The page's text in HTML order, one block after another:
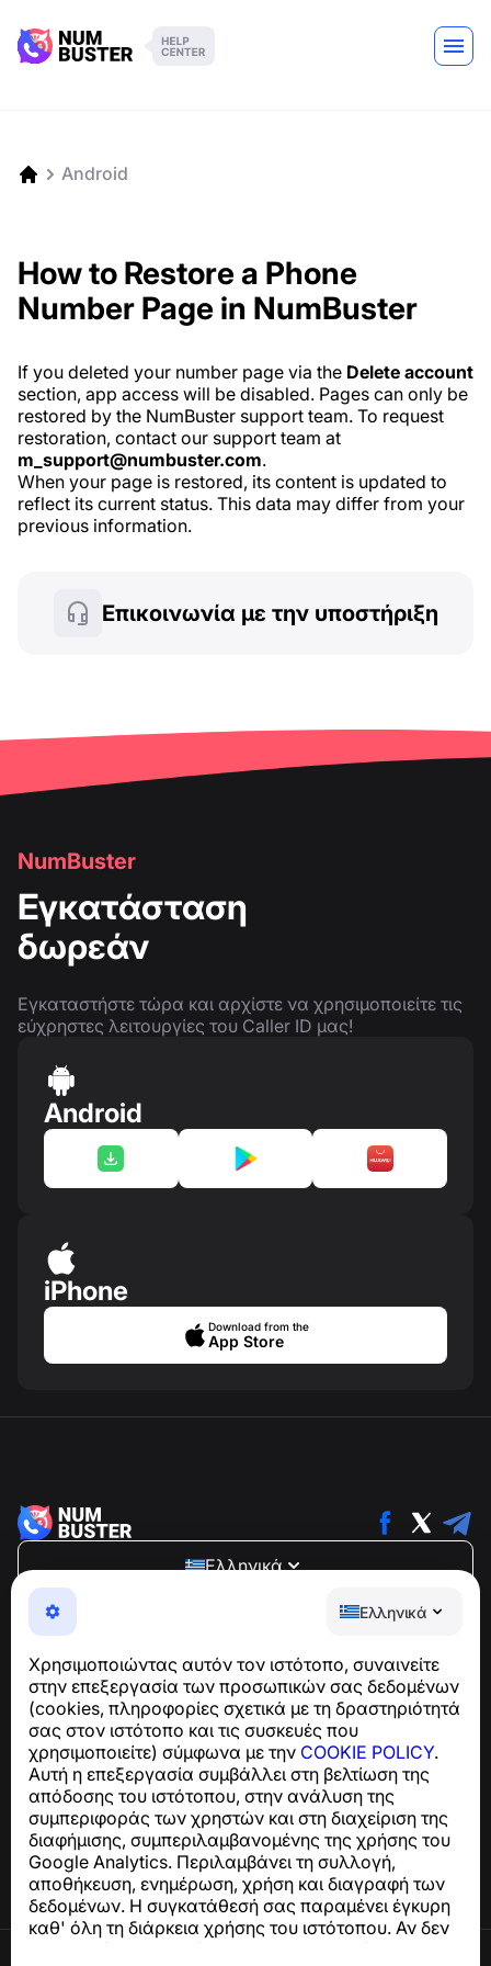
Ελληνικά
Χρησιμοποιώντας αυτόν τον ιστότοπο, συναινείτε
στην επεξεργασία των προσωπικών σας δεδομένων
(cookies, πληροφορίες σχετικά με τη δραστηριότητά
σας στον ιστότοπο και τις συσκευές που
χρησιμοποιείτε) σύμφωνα με την COOKIE POLICY.
Αυτή η επεξεργασία συμβάλλει στη βελτίωση της
απόδοσης του ιστότοπου, στην ανάλυση της
συμπεριφοράς των χρηστών και στη διαχείριση της
διαφήμισης, συμπεριλαμβανομένης της χρήσης του
Google Analytics. Περιλαμβάνει τη συλλογή,
αποθήκευση, ενημέρωση, χρήση και διαγραφή των
δεδομένων. Η συγκατάθεσή σας παραμένει έγκυρη
καθ' όλη τη διάρκεια χρήσης του ιστότοπου. Αν δεν
συμφωνείτε, σταματήστε να χρησιμοποιείτε τον
Android
How to Restore a Phone
Number Page in NumBuster
If you deleted your number page via the Delete account
section, app access will be disabled. Pages can only be
restored by the NumBuster support team. To request
restoration, contact our support team at
m_support@numbuster.com.
When your page is restored, its content is updated to
reflect its current status. This data may differ from your
previous information.
Επικοινωνία με την υποστήριξη
NumBuster
Εγκατάσταση
δωρεάν
Εγκαταστήστε τώρα και αρχίστε να χρησιμοποιείτε τις
εύχρηστες λειτουργίες του Caller ID μας!
Android
iPhone
Download from the
App Store
Ελληνικά
NumBuster © 2013—2026 ·
support@numbuster.com
Μια εύχρηστη εφαρμογή που σας προστατεύει από
Για ερωτήσεις σχετικά με τη συμμόρφωση με το GDPR:
support@numbuster.com
Κέντρο βοήθειας
Ειδήσεις και Άρθρα
Σχετικά με το έργο
Επαφές